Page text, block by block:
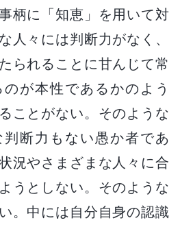
柄に「知恵」を用いて対
人々には判断力がなく、
られることに甘んじて常
が本性であるかのよう
ことがない。そのような
断力もない愚か者であ
況やさまざまな人々に合
うとしない。そのような
。中には自分自身の認識